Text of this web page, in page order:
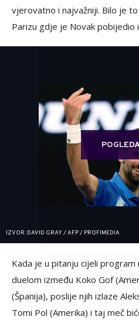
vjerovatno i najvažniji. Bilo je
Parizu gdje je Novak pobijedio
IZVOR: DAVID GRAY / AFP / PROFIMEDIA
Kada je u pitanju cijeli
duelom između Koko Gof
(Španija), poslije njih izlaze
Tomi Pol (Amerika) i taj meč